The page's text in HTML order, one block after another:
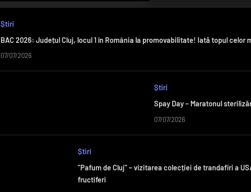
Știri
BAC 2026: Județul Cluj, locul 1 în România la promovabilitate! Iată topul celor
07/07/2026
Știri
Spay Day – Maratonul
07/07/2026
Știri
”Pafum de Cluj” – vizitarea colecției de trandafiri a
fructiferi